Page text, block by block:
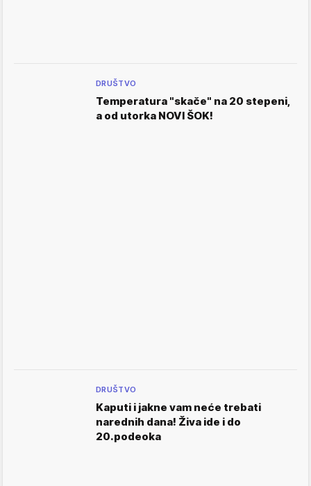
DRUŠTVO
Temperatura "skače" na 20 stepeni,
a od utorka NOVI ŠOK!
DRUŠTVO
Kaputi i jakne vam neće trebati
narednih dana! Živa ide i do
20.podeoka